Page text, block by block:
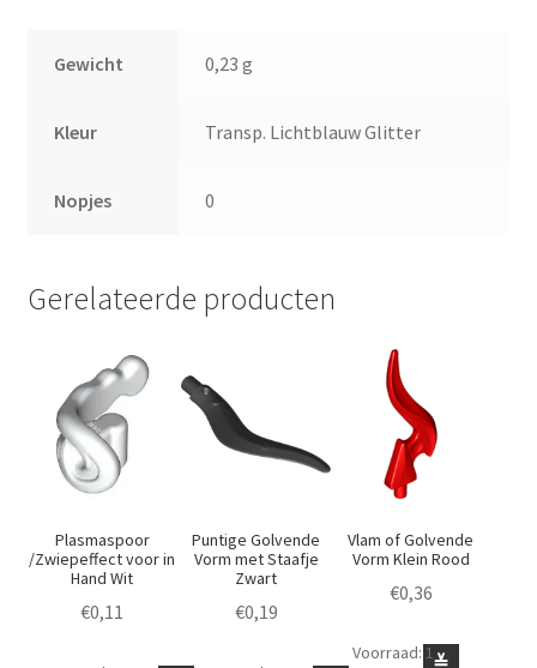
Gewicht 0,23 g
Kleur Transp. Lichtblauw Glitter
Nopjes 0
Gerelateerde producten
Plasmaspoor
/Zwiepeffect voor in
Hand Wit
€0,11
Puntige Golvende
Vorm met Staafje
Zwart
€0,19
Vlam of Golvende
Vorm Klein Rood
€0,36
Vlam
≚
Voorraad: 1